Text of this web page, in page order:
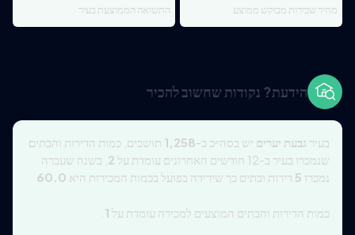
מחיר שכירות מבוקש ממוצע התשואה הממוצעת בעיר
הידעת? נקודות שחשוב להכיר
בעיר גבעת יערים יש בסה״כ כ-1,258 תושבים, כמות הדירות והבתים
שנמכרו בעיר ב-12 חודשים האחרונים עומדת על
2 , בשנה שעברה
נמכרו 5 דירות ובתים כך שירידה בפועל בכמות המכירות היא 60.0
כמות הדירות והבתים המוצעים למכירה עומדת על 1